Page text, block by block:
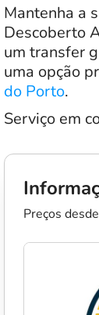
Mantenha a
Descoberto
um transfer
uma opção
do Porto.
Serviço em
Preços desde